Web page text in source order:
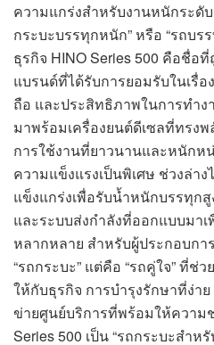
ความแกร่งสำหรับงานหนักระดั
กระบะบรรทุกหนัก” หรือ “รถบ
ธุรกิจ HINO Series 500 คือชื่อ
แบรนด์ที่ได้รับการยอมรับในเรื่
ถือ และประสิทธิภาพในการทำง
มาพร้อมเครื่องยนต์ดีเซลที่ทรง
การใช้งานที่ยาวนานและหนักห
ความแข็งแรงเป็นพิเศษ ช่วงล่าง
แข็งแกร่งเพื่อรับน้ำหนักบรรทุกสู
และระบบส่งกำลังที่ออกแบบมา
หลากหลาย สำหรับผู้ประกอบกา
“รถกระบะ” แต่คือ “รถคู่ใจ” ที่ช่
ให้กับธุรกิจ การบำรุงรักษาที่ง่า
ข่ายศูนย์บริการที่พร้อมให้ความ
Series 500 เป็น “รถกระบะสำห